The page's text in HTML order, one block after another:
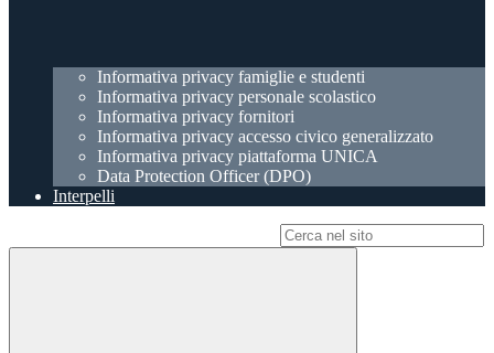
Informativa privacy famiglie e studenti
Informativa privacy personale scolastico
Informativa privacy fornitori
Informativa privacy accesso civico generalizzato
Informativa privacy piattaforma UNICA
Data Protection Officer (DPO)
Interpelli